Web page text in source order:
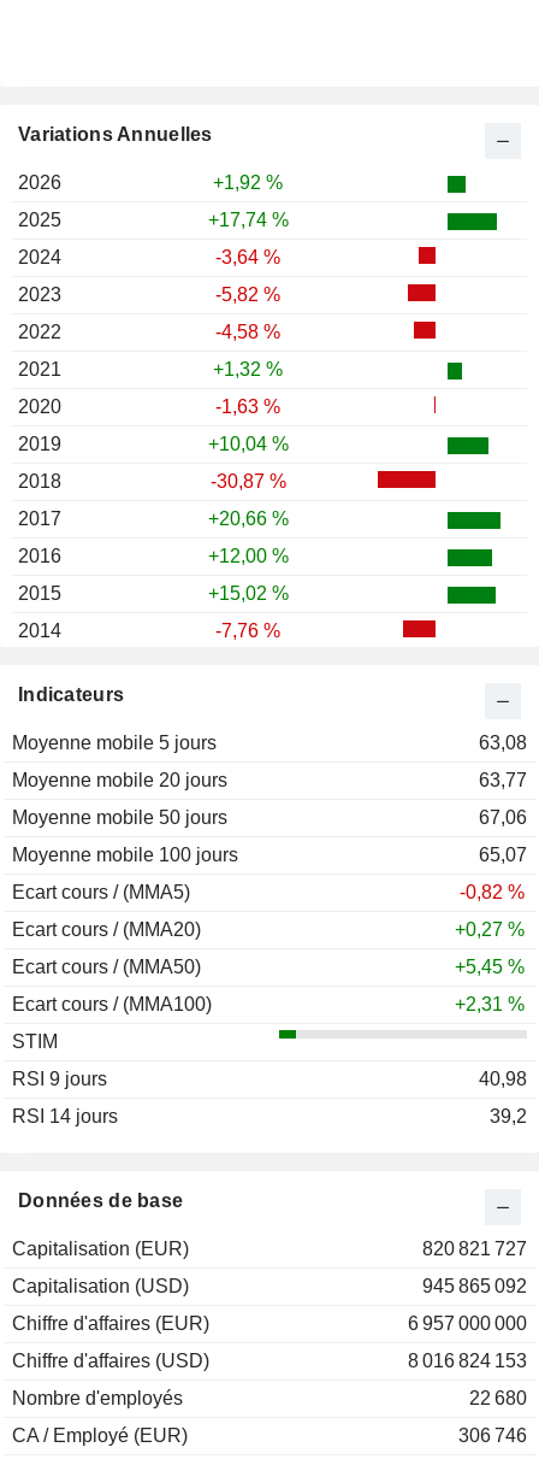
Données de base
Capitalisation (EUR)
820 821 727
Capitalisation (USD)
945 865 092
Chiffre d'affaires (EUR)
6 957 000 000
Chiffre d'affaires (USD)
8 016 824 153
Nombre d'employés
22 680
CA / Employé (EUR)
306 746
Indicateurs
Moyenne mobile 5 jours
63,08
Moyenne mobile 20 jours
63,77
Moyenne mobile 50 jours
67,06
Moyenne mobile 100 jours
65,07
Ecart cours / (MMA5)
-0,82 %
Ecart cours / (MMA20)
+0,27 %
Ecart cours / (MMA50)
+5,45 %
Ecart cours / (MMA100)
+2,31 %
STIM
RSI 9 jours
40,98
RSI 14 jours
39,2
Variations Annuelles
2026
+1,92 %
2025
+17,74 %
2024
-3,64 %
2023
-5,82 %
2022
-4,58 %
2021
+1,32 %
2020
-1,63 %
2019
+10,04 %
2018
-30,87 %
2017
+20,66 %
2016
+12,00 %
2015
+15,02 %
2014
-7,76 %
2012
2011
-19,65 %
2010
+13,79 %
2009
+10,77 %
2008
-36,36 %
2007
2006
2005
2004
+23,58 %
2003
+5,29 %
2002
2001
1999
1997
1996